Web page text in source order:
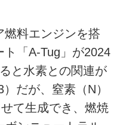
燃料エンジンを搭
「A-Tug」が2024
と水素との関連が
だが、窒素（N）
て生成でき、燃焼